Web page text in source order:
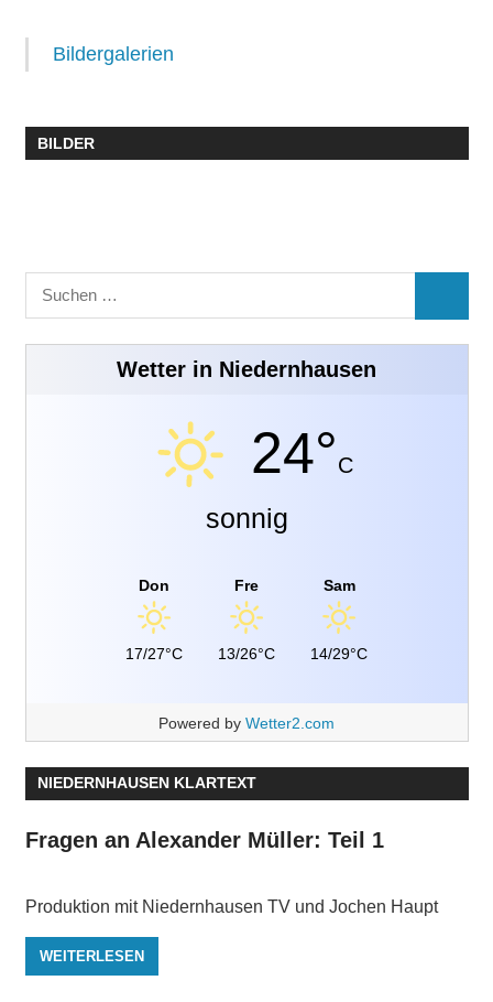
Bildergalerien
BILDER
Suchen
nach:
Wetter in Niedernhausen
24°C
sonnig
Don
17/27°C
Fre
13/26°C
Sam
14/29°C
Powered by Wetter2.com
NIEDERNHAUSEN KLARTEXT
Fragen an Alexander Müller: Teil 1
Produktion mit Niedernhausen TV und Jochen Haupt
WEITERLESEN